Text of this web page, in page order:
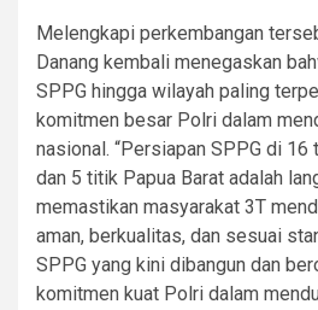
Melengkapi perkembangan
Danang kembali menegaskan
SPPG hingga wilayah paling
komitmen besar Polri dalam
nasional. “Persiapan SPPG di 16
dan 5 titik Papua Barat adalah
memastikan masyarakat 3T
aman, berkualitas, dan sesuai
SPPG yang kini dibangun dan
komitmen kuat Polri dalam